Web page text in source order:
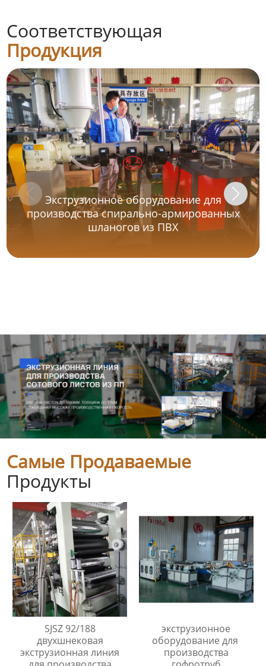
Соответствующая
Продукция
Экструзионное оборудование для
производства спирально-армированных
шланогов из ПВХ
Самые Продаваемые
Продукты
SJSZ 92/188
двухшнековая
экструзионная линия
экструзионное
оборудование для
производства